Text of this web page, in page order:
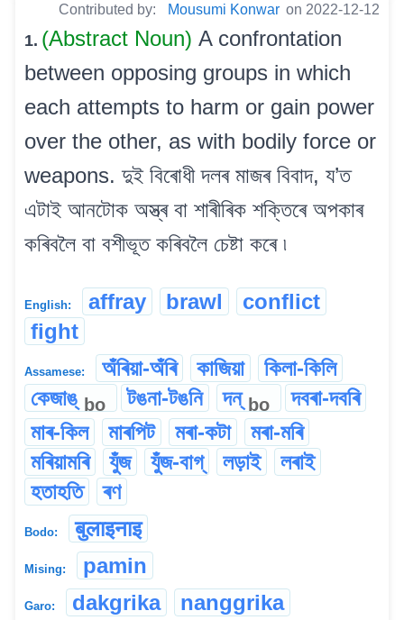
Contributed by: Mousumi Konwar on 2022-12-12
1. (Abstract Noun) A confrontation
between opposing groups in which
each attempts to harm or gain power
over the other, as with bodily force or
weapons. দুই বিৰোধী দলৰ মাজৰ বিবাদ, য’ত
এটাই আনটোক অস্ত্ৰ বা শাৰীৰিক শক্তিৰে অপকাৰ
কৰিবলৈ বা বশীভূত কৰিবলৈ চেষ্টা কৰে ৷
English: affray brawl
conflict
fight
Assamese: অঁৰিয়া-অঁৰি কাজিয়া
কিলা-কিলি
কেজাঙ্ bo টঙনা-টঙনি দন্ bo
দবৰা-দবৰি
মাৰ-কিল
মাৰপিট মৰা-কটা
মৰা-মৰি
মৰিয়ামৰি
যুঁজ যুঁজ-বাগ্ লড়াই
লৰাই
হতাহতি
ৰণ
Bodo: बुलाइनाइ
Mising: pamin
Garo: dakgrika nanggrika